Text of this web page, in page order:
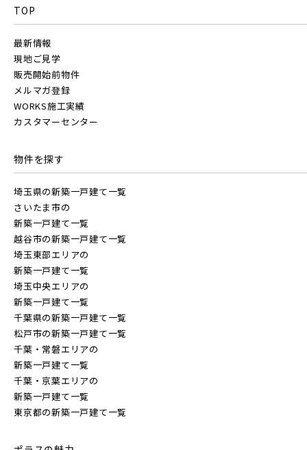
千葉都市モノレール
JR総武線 [快速]
JR京葉線
JR成田線 [我孫子～成田]
JR中央線
東武鉄道
東武スカイツリーライン
東武日光線
地図内の物件アイコンを
クリックすると
このカコミに
物件概要が表示されます
小学校まで徒歩圏内
埼玉県所沢市
埼玉県春日部市
さらに表示する
TOP
最新情報
現地ご見学
販売開始前物件
メルマガ登録
WORKS施工実績
カスタマーセンター
物件を探す
埼玉県の新築一戸建て一覧
さいたま市の
新築一戸建て一覧
越谷市の新築一戸建て一覧
埼玉東部エリアの
新築一戸建て一覧
埼玉中央エリアの
新築一戸建て一覧
千葉県の新築一戸建て一覧
松戸市の新築一戸建て一覧
千葉・常磐エリアの
新築一戸建て一覧
千葉・京葉エリアの
新築一戸建て一覧
東京都の新築一戸建て一覧